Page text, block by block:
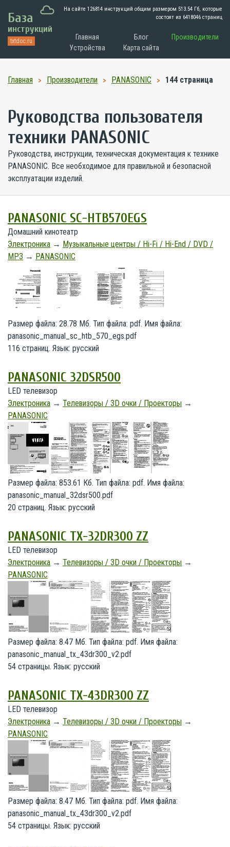
База
инструкций
txtdoc.ru
На сайте 126814 инструкций общим размером 513.54 Гб, которые
состоят из 6418046 страниц
Главная Блог
Производители
Устройства
Карта сайта
Главная Производители PANASONIC 144 страница
Руководства пользователя
техники PANASONIC
Руководства, инструкции, техническая документация к технике
PANASONIC. Все необходимое для правильной и безопасной
эксплуатации изделий.
PANASONIC SC-HTB570EGS
Домашний кинотеатр
Электроника → Музыкальные центры / Hi-Fi / Hi-End / DVD /
MP3 → PANASONIC
Размер файла: 28.78 Мб. Тип файла: pdf. Имя файла:
panasonic_manual_sc_htb_570_egs.pdf
116 страниц. Язык: русский
PANASONIC 32DSR500
LED телевизор
Электроника → Телевизоры / 3D очки / Проекторы →
PANASONIC
Размер файла: 853.61 Кб. Тип файла: pdf. Имя файла:
panasonic_manual_32dsr500.pdf
20 страниц. Язык: русский
PANASONIC TX-32DR300 ZZ
LED телевизор
Электроника → Телевизоры / 3D очки / Проекторы →
PANASONIC
Размер файла: 8.47 Мб. Тип файла: pdf. Имя файла:
panasonic_manual_tx_43dr300_v2.pdf
54 страницы. Язык: русский
PANASONIC TX-43DR300 ZZ
LED телевизор
Электроника → Телевизоры / 3D очки / Проекторы →
PANASONIC
Размер файла: 8.47 Мб. Тип файла: pdf. Имя файла:
panasonic_manual_tx_43dr300_v2.pdf
54 страницы. Язык: русский